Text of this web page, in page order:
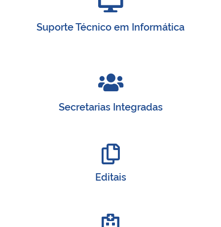
Suporte Técnico em Informática
Secretarias Integradas
Editais